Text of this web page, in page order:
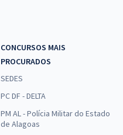
CONCURSOS MAIS
PROCURADOS
SEDES
PC DF - DELTA
PM AL - Polícia Militar do Estado
de Alagoas